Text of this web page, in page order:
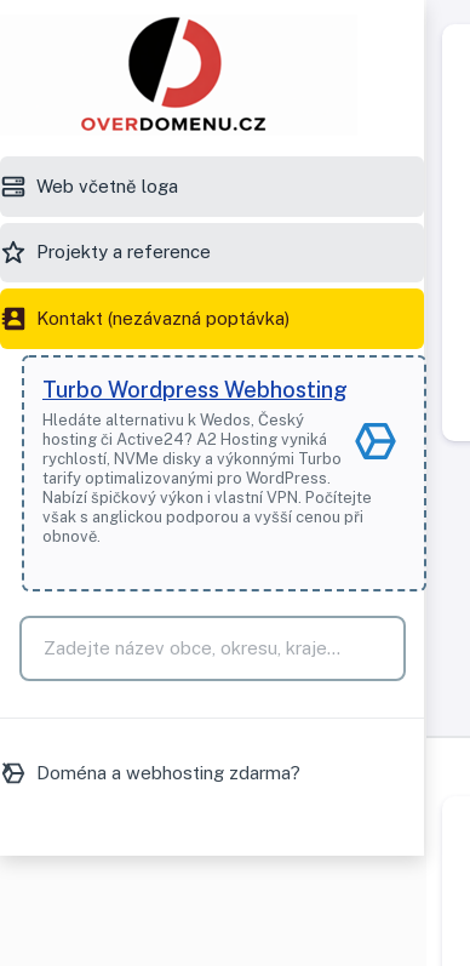
Web včetně loga
Projekty a reference
Kontakt (nezávazná poptávka)
Turbo Wordpress Webhosting
Hledáte alternativu k Wedos, Český
hosting či Active24? A2 Hosting vyniká
rychlostí, NVMe disky a výkonnými Turbo
tarify optimalizovanými pro WordPress.
Nabízí špičkový výkon i vlastní VPN. Počítejte
však s anglickou podporou a vyšší cenou při
obnově.
Doména a webhosting zdarma?